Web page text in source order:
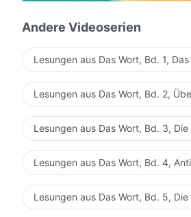
Andere Videoserien
Lesungen aus Das Wort, Bd. 1,
Lesungen aus Das Wort, Bd. 2,
Lesungen aus Das Wort, Bd. 3,
Lesungen aus Das Wort, Bd. 4,
Lesungen aus Das Wort, Bd. 5,